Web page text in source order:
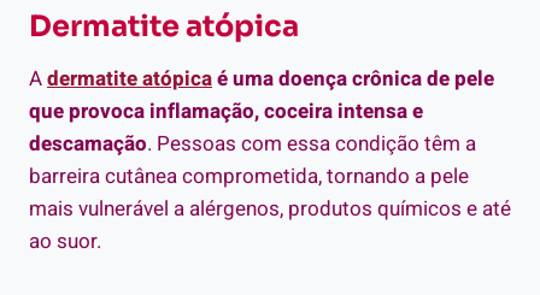
Dermatite atópica
Adermatite atópicaé uma doença crônica de pele
que provoca inflamação, coceira intensa e
descamação. Pessoas com essa condição têm a
barreira cutânea comprometida, tornando a pele
mais vulnerável a alérgenos, produtos químicos e até
ao suor.